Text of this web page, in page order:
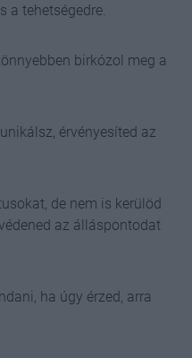
a tehetségedre.
birkózol meg a
érvényesíted az
de nem is kerülöd
az álláspontodat
ha úgy érzed, arra